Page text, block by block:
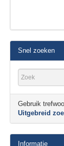
Snel zoeken
Gebruik
Uitgebreid
Informatie